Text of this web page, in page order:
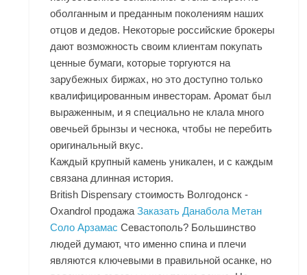
оболганным и преданным поколениям наших
отцов и дедов. Некоторые российские брокеры
дают возможность своим клиентам покупать
ценные бумаги, которые торгуются на
зарубежных биржах, но это доступно только
квалифицированным инвесторам. Аромат был
выраженным, и я специально не клала много
овечьей брынзы и чеснока, чтобы не перебить
оригинальный вкус.
Каждый крупный камень уникален, и с каждым
связана длинная история.
British Dispensary стоимость Волгодонск -
Oxandrol продажаЗаказать Данабола Метан
Соло Арзамас Севастополь? Большинство
людей думают, что именно спина и плечи
являются ключевыми в правильной осанке, но